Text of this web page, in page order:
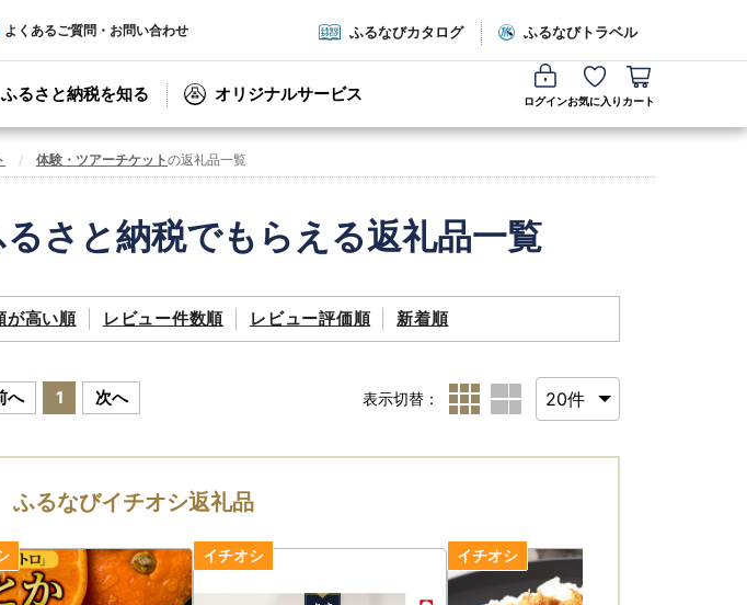
よくあるご質問・お問い合わせ ふるなびカタログ ふるなびトラベル
ふるさと納税を知る オリジナルサービス ログインお気に入り カート
体験・ツアーチケットの返礼品一覧
さと納税でもらえる返礼品一覧
が高い順 レビュー件数順 レビュー評価順 新着順
へ 1 次へ 表示切替：
ふるなびイチオシ返礼品